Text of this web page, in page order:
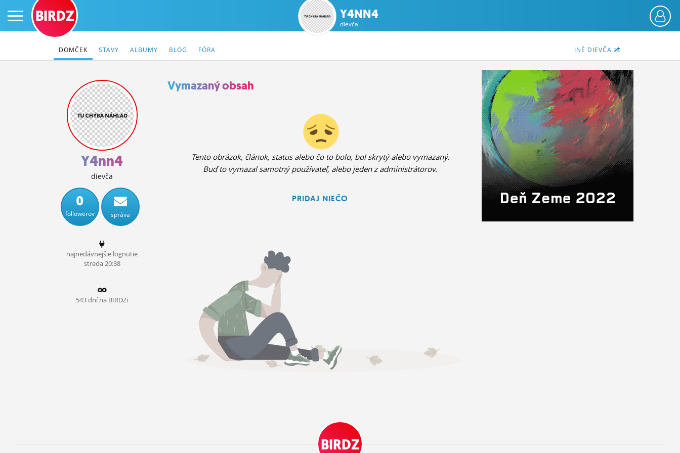
PRIHLÁS SA
ČINŽIAK
BLOGY
OBRÁZKY
MÔJ PROFIL
ROLETA
BIRDZ Y4NN4
dievča
INÉ DIEVČA
DOMČEK STAVY ALBUMY BLOG FÓRA
Y4nn4
dievča
0
followerov správa
najnedávnejšie lognutie
streda 20:38
543 dní na BIRDZi
Vymazaný obsah
Tento obrázok, článok, status alebo čo to bolo, bol skrytý alebo vymazaný.
Buď to vymazal samotný používateľ, alebo jeden z administrátorov.
PRIDAJ NIEČO
BIRDZ